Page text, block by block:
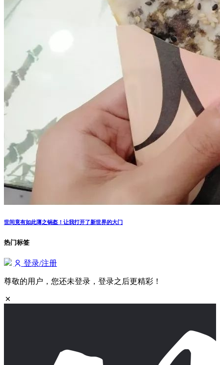
世间竟有如此薄之锅盔！让我打开了新世界的大门
热门标签
登录/注册
尊敬的用户，您还未登录，登录之后更精彩！